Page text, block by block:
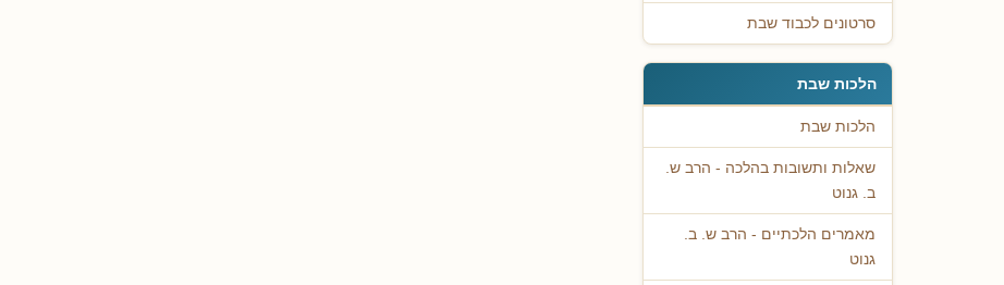
סרטונים לכבוד שבת
הלכות שבת
הלכות שבת
שאלות ותשובות בהלכה - הרב ש.
ב. גנוט
מאמרים הלכתיים - הרב ש. ב.
גנוט